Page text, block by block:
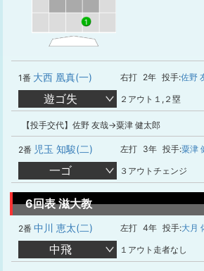
1
1番 大西 凰真(一) 右打 2年 投手:佐野
遊ゴ失 ２アウト１,２塁
【投手交代】佐野 友哉→粟津 健太郎
2番 児玉 知駿(二) 左打 3年 投手:粟津
一ゴ ３アウトチェンジ
6回表 滋大教
2番 中川 恵太(二) 左打 4年 投手:大月
中飛 １アウト走者なし